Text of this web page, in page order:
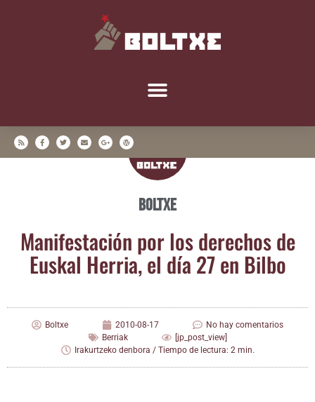
Boltxe
Mani­fes­ta­ción por los dere­chos de
Eus­kal Herria, el día 27 en Bilbo
Boltxe 2010-08-17
No hay comentarios
Berriak
[jp_post_view]
Irakurtzeko denbora / Tiempo de lectura: 2 min.